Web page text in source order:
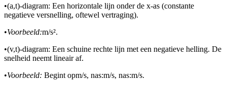
•(a,t)-diagram: Een horizontale lijn onder de x-as (constante
negatieve versnelling, oftewel vertraging).
•Voorbeeld:m/s².
•(v,t)-diagram: Een schuine rechte lijn met een negatieve helling. De
snelheid neemt lineair af.
•Voorbeeld: Begint opm/s, nas:m/s, nas:m/s.